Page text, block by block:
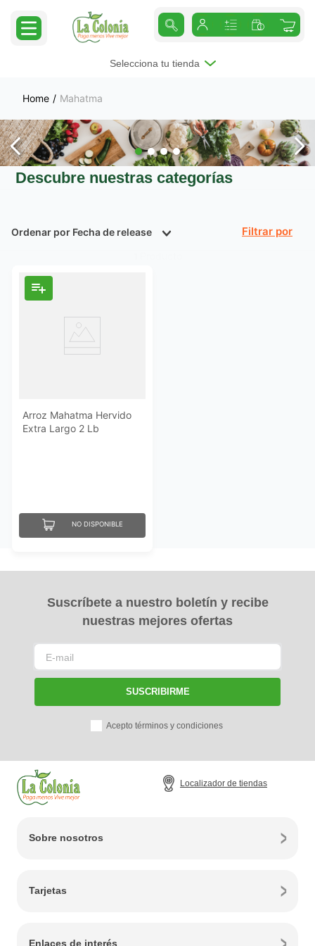
Selecciona tu tienda
Mahatma
Descubre nuestras categorías
Ordenar por Fecha de release
Arroz Mahatma Hervido
Extra Largo 2 Lb
NO DISPONIBLE
Suscríbete a nuestro boletín y recibe
nuestras mejores ofertas
SUSCRIBIRME
Acepto términos y condiciones
Localizador de tiendas
Sobre nosotros
Tarjetas
Enlaces de interés